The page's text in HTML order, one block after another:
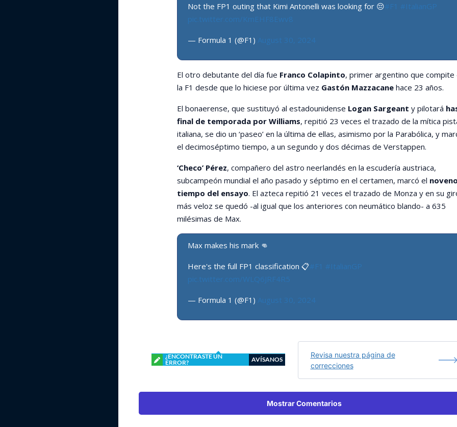
Not the FP1 outing that Kimi Antonelli was looking for 😔#F1 #ItalianGP
pic.twitter.com/KmEHF8Ewv8
— Formula 1 (@F1) August 30, 2024
El otro debutante del día fue Franco Colapinto, primer argentino que compite
la F1 desde que lo hiciese por última vez Gastón Mazzacanehace 23 años.
El bonaerense, que sustituyó al estadounidense Logan Sargeant y pilotará
final de temporada por Williams, repitió 23 veces el trazado de la mítica
italiana, se dio un ‘paseo’ en la última de ellas, asimismo por la Parabólica, y
el decimoséptimo tiempo, a un segundo y dos décimas de Verstappen.
‘Checo’ Pérez, compañero del astro neerlandés en la escudería austriaca,
subcampeón mundial el año pasado y séptimo en el certamen, marcó el
tiempo del ensayo. El azteca repitió 21 veces el trazado de Monza y en su
más veloz se quedó -al igual que los anteriores con neumático blando- a 635
milésimas de Max.
Max makes his mark 👊
Here's the full FP1 classification 📋#F1 #ItalianGP
pic.twitter.com/WLQ6JRF4R5
— Formula 1 (@F1) August 30, 2024
¿ENCONTRASTE UN
ERROR?
AVÍSANOS
Revisa nuestra página de
correcciones
Mostrar Comentarios